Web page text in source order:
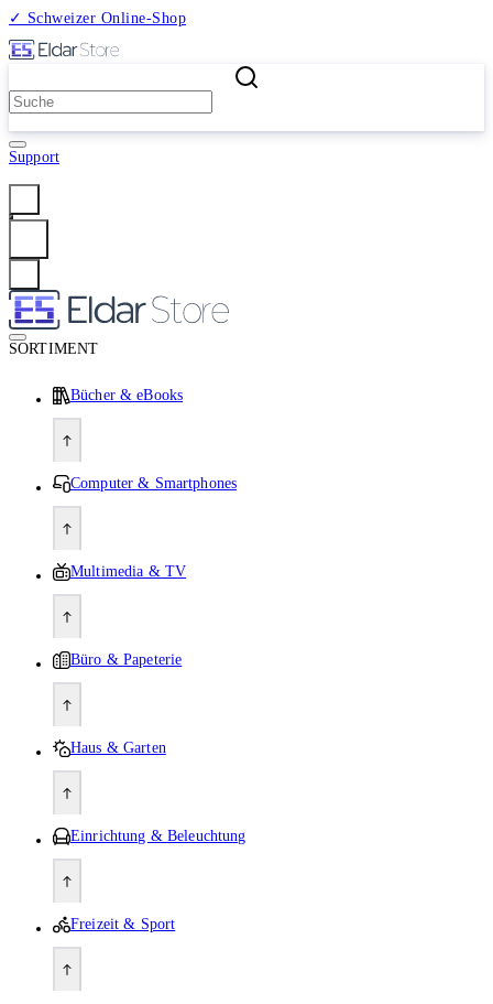
✓ Schweizer Online-Shop
Support
SORTIMENT
Bücher & eBooks
Computer & Smartphones
Multimedia & TV
Büro & Papeterie
Haus & Garten
Einrichtung & Beleuchtung
Freizeit & Sport